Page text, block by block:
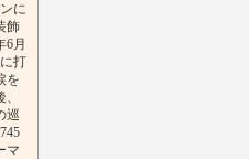
に
飾
6月
打
を
巡
マ